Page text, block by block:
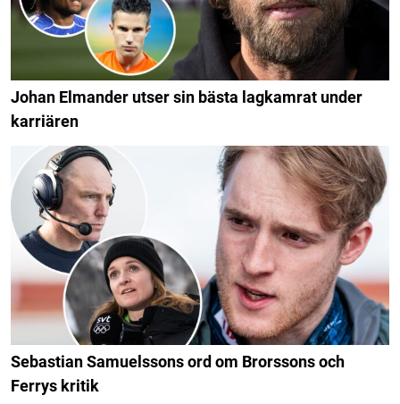
Johan Elmander utser sin bästa lagkamrat under
karriären
Sebastian Samuelssons ord om Brorssons och
Ferrys kritik